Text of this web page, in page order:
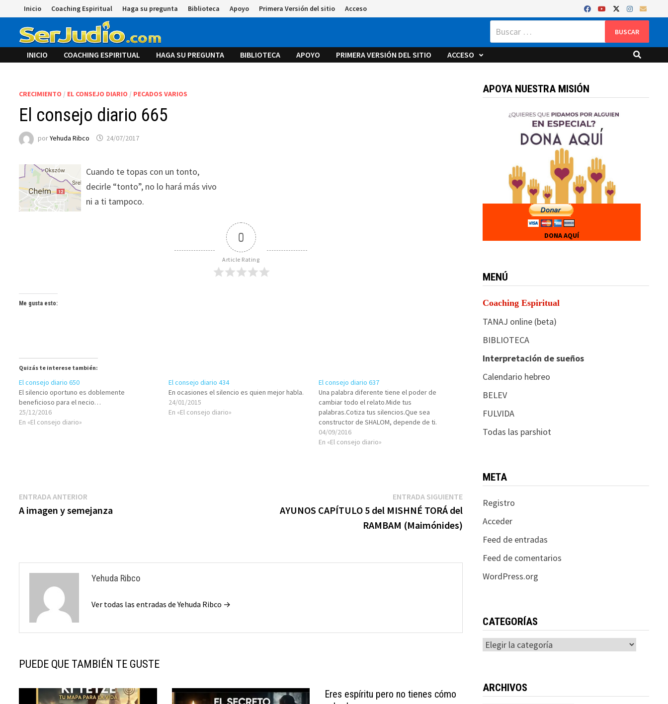
al
contenido
Inicio Coaching Espiritual Haga su pregunta Biblioteca Apoyo Primera Versión del sitio Acceso
Buscar:
INICIO COACHING ESPIRITUAL HAGA SU PREGUNTA BIBLIOTECA APOYO PRIMERA VERSIÓN DEL SITIO ACCESO
CRECIMIENTO / EL CONSEJO DIARIO / PECADOS VARIOS
El consejo diario 665
porYehuda Ribco 24/07/2017
Cuando te topas con un tonto,
decirle “tonto”, no lo hará más vivo
ni a ti tampoco.
0
Article Rating
Me gusta esto:
Quizás te interese también:
El consejo diario 650
El silencio oportuno es doblemente
beneficioso para el necio…
25/12/2016
En «El consejo diario»
El consejo diario 434
En ocasiones el silencio es quien mejor habla.
24/01/2015
En «El consejo diario»
El consejo diario 637
Una palabra diferente tiene el poder de
cambiar todo el relato.Mide tus
palabras.Cotiza tus silencios.Que sea
constructor de SHALOM, depende de ti.
04/09/2016
En «El consejo diario»
Navegación
de
ENTRADA ANTERIOR
anterior:
A imagen y semejanza
ENTRADA SIGUIENTEEntrada
siguiente:
AYUNOS CAPÍTULO 5 del MISHNÉ TORÁ del
RAMBAM (Maimónides)
Yehuda Ribco
Ver todas las entradas de Yehuda Ribco →
PUEDE QUE TAMBIÉN TE GUSTE
Eres espíritu pero no tienes cómo
APOYA NUESTRA MISIÓN
DONA AQUÍ
MENÚ
Coaching Espiritual
TANAJ online (beta)
BIBLIOTECA
Interpretación de sueños
Calendario hebreo
BELEV
FULVIDA
Todas las parshiot
META
Registro
Acceder
Feed de entradas
Feed de comentarios
WordPress.org
CATEGORÍAS
Categorías
ARCHIVOS